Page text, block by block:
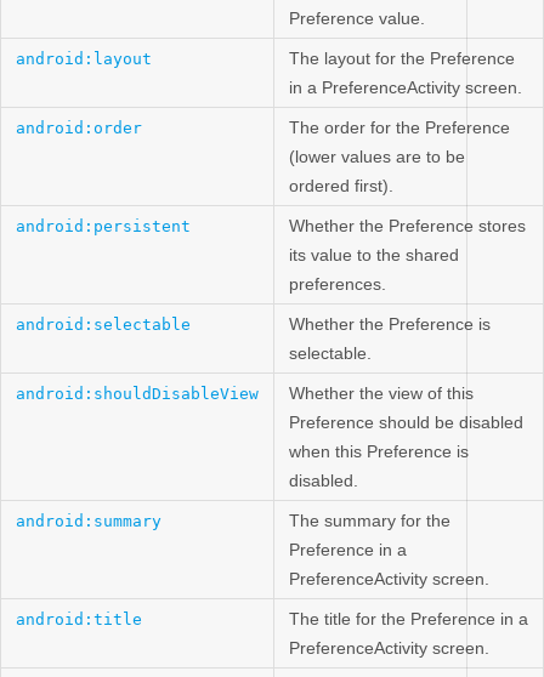
Preference value.
android:layout
The layout for the Preference
in a PreferenceActivity screen.
android:order
The order for the Preference
(lower values are to be
ordered first).
android:persistent
Whether the Preference stores
its value to the shared
preferences.
android:selectable
Whether the Preference is
selectable.
android:shouldDisableView
Whether the view of this
Preference should be disabled
when this Preference is
disabled.
android:summary
The summary for the
Preference in a
PreferenceActivity screen.
android:title
The title for the Preference in a
PreferenceActivity screen.